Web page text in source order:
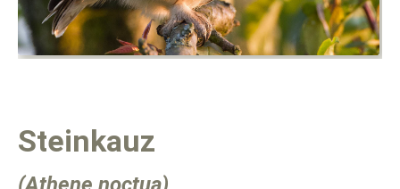
Steinkauz